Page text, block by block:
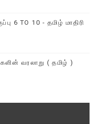
6 TO 10 - தமிழ் மாதிரி
வரலாறு ( தமிழ் )